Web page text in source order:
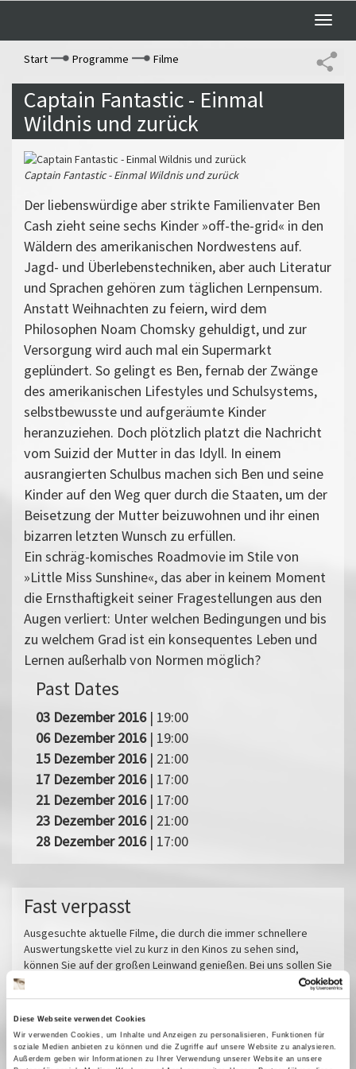
Diese Webseite verwendet Cookies
Wir verwenden Cookies, um Inhalte und Anzeigen zu personalisieren, Funktionen für
soziale Medien anbieten zu können und die Zugriffe auf unsere Website zu analysieren.
Außerdem geben wir Informationen zu Ihrer Verwendung unserer Website an unsere
Toggle
Start
Programme Filme
Captain Fantastic - Einmal
Wildnis und zurück
Captain Fantastic - Einmal Wildnis und zurück
Der liebenswürdige aber strikte Familienvater Ben
Cash zieht seine sechs Kinder »off-the-grid« in den
Wäldern des amerikanischen Nordwestens auf.
Jagd- und Überlebenstechniken, aber auch Literatur
und Sprachen gehören zum täglichen Lernpensum.
Anstatt Weihnachten zu feiern, wird dem
Philosophen Noam Chomsky gehuldigt, und zur
Versorgung wird auch mal ein Supermarkt
geplündert. So gelingt es Ben, fernab der Zwänge
des amerikanischen Lifestyles und Schulsystems,
selbstbewusste und aufgeräumte Kinder
heranzuziehen. Doch plötzlich platzt die Nachricht
vom Suizid der Mutter in das Idyll. In einem
ausrangierten Schulbus machen sich Ben und seine
Kinder auf den Weg quer durch die Staaten, um der
Beisetzung der Mutter beizuwohnen und ihr einen
bizarren letzten Wunsch zu erfüllen.
Ein schräg-komisches Roadmovie im Stile von
»Little Miss Sunshine«, das aber in keinem Moment
die Ernsthaftigkeit seiner Fragestellungen aus den
Augen verliert: Unter welchen Bedingungen und bis
zu welchem Grad ist ein konsequentes Leben und
Lernen außerhalb von Normen möglich?
Past Dates
03 Dezember 2016| 19:00
06 Dezember 2016| 19:00
15 Dezember 2016| 21:00
17 Dezember 2016| 17:00
21 Dezember 2016| 17:00
23 Dezember 2016| 21:00
28 Dezember 2016| 17:00
Fast verpasst
Ausgesuchte aktuelle Filme, die durch die immer schnellere
Auswertungskette viel zu kurz in den Kinos zu sehen sind,
können Sie auf der großen Leinwand genießen. Bei uns sollen Sie
nichts verpassen! In der Regel laufen internationale Filme sowohl
synchronisiert als auch in den untertitelten Originalfassungen.
Miroirs No. 3
Das tiefste Blau
Pfau - Bin ich echt?